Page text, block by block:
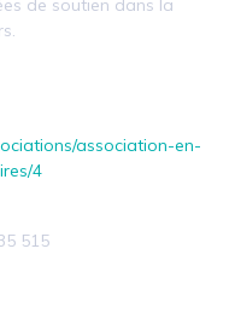
de soutien dans la
association-en-
4
515